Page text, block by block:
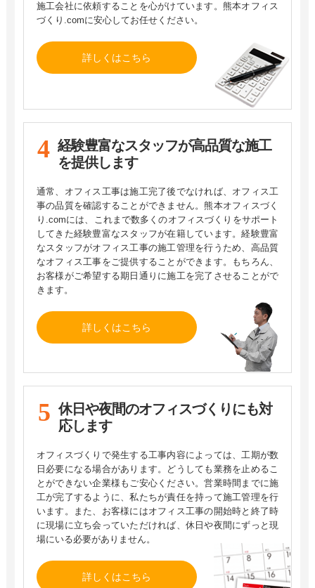
施工会社に依頼することを心がけています。熊本オフィス
づくり.comに安心してお任せください。
詳しくはこちら
経験豊富なスタッフが高品質な施工
を提供します
通常、オフィス工事は施工完了後でなければ、オフィス工
事の品質を確認することができません。熊本オフィスづく
り.comには、これまで数多くのオフィスづくりをサポート
してきた経験豊富なスタッフが在籍しています。経験豊富
なスタッフがオフィス工事の施工管理を行うため、高品質
なオフィス工事をご提供することができます。もちろん、
お客様がご希望する期日通りに施工を完了させることがで
きます。
詳しくはこちら
休日や夜間のオフィスづくりにも対
応します
オフィスづくりで発生する工事内容によっては、工期が数
日必要になる場合があります。どうしても業務を止めるこ
とができない企業様もご安心ください。営業時間までに施
工が完了するように、私たちが責任を持って施工管理を行
います。また、お客様にはオフィス工事の開始時と終了時
に現場に立ち会っていただければ、休日や夜間にずっと現
場にいる必要がありません。
詳しくはこちら